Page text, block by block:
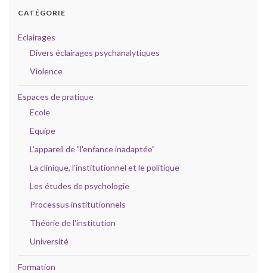
CATÉGORIE
Eclairages
Divers éclairages psychanalytiques
Violence
Espaces de pratique
Ecole
Equipe
L'appareil de "l'enfance inadaptée"
La clinique, l'institutionnel et le politique
Les études de psychologie
Processus institutionnels
Théorie de l'institution
Université
Formation